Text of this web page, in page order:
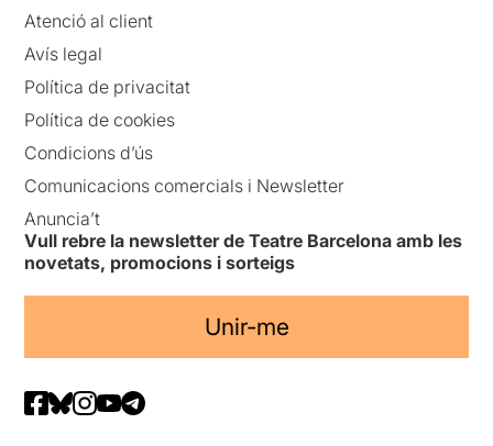
Atenció al client
Avís legal
Política de privacitat
Política de cookies
Condicions d’ús
Comunicacions comercials i Newsletter
Anuncia’t
Vull rebre la newsletter de Teatre Barcelona amb les
novetats, promocions i sorteigs
Unir-me